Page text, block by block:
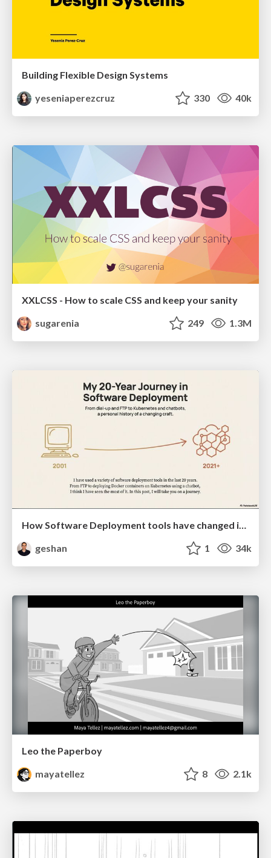
Building Flexible Design Systems
yeseniaperezcruz
330 40k
XXLCSS - How to scale CSS and keep your sanity
sugarenia
249 1.3M
How Software Deployment tools have changed in the past 20 years
geshan
1 34k
Leo the Paperboy
mayatellez
8 2.1k